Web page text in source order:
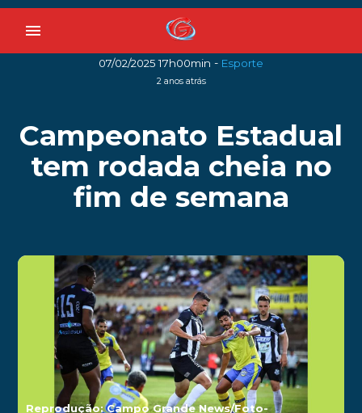
menu
07/02/2025 17h00min - Esporte
2 anos atrás
Campeonato Estadual
tem rodada cheia no
fim de semana
Reprodução: Campo Grande News/Foto-